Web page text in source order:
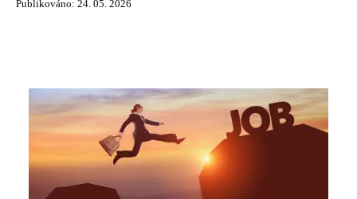
Publikováno: 24. 05. 2026